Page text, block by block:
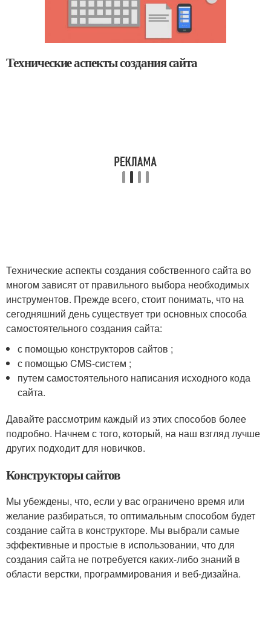
Технические аспекты создания сайта
Технические аспекты создания собственного сайта во
многом зависят от правильного выбора необходимых
инструментов. Прежде всего, стоит понимать, что на
сегодняшний день существует три основных способа
самостоятельного создания сайта:
с помощью конструкторов сайтов ;
с помощью CMS-систем ;
путем самостоятельного написания исходного кода
сайта.
Давайте рассмотрим каждый из этих способов более
подробно. Начнем с того, который, на наш взгляд лучше
других подходит для новичков.
Конструкторы сайтов
Мы убеждены, что, если у вас ограничено время или
желание разбираться, то оптимальным способом будет
создание сайта в конструкторе. Мы выбрали самые
эффективные и простые в использовании, что для
создания сайта не потребуется каких-либо знаний в
области верстки, программирования и веб-дизайна.